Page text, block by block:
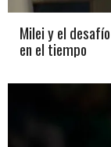
Milei y el
en el tiempo